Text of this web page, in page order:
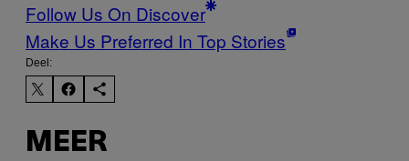
Follow Us On Discover
Make Us Preferred In Top Stories
Deel:
MEER